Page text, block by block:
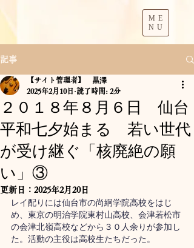
ME
NU
記事
２０１８年８月６日 仙台
平和七夕始まる 若い世代
が受け継ぐ「核廃絶の願
い」③
【サイト管理者】 黒澤
2025年2月10日 読了時間: 2分
更新日： 2025年2月20日
レイ配りには仙台市の尚絅学院高校をはじ
め、東京の明治学院東村山高校、会津若松市
の会津北嶺高校などから３０人余りが参加し
た。活動の主役は高校生たちだった。